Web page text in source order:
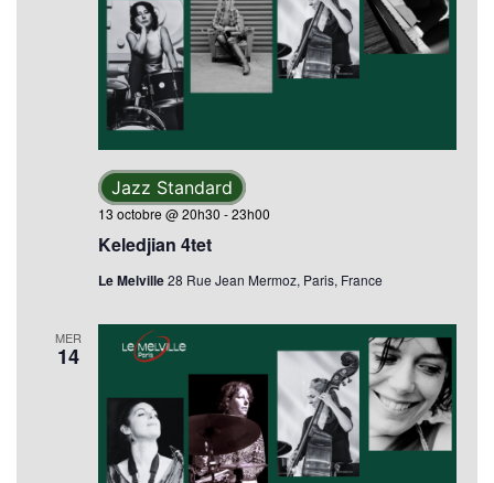
Keledjian 4tet
13 octobre @ 20h30 -23h00
Jazz Standard
Le Melville28 Rue Jean Mermoz, Paris, France
MER
14